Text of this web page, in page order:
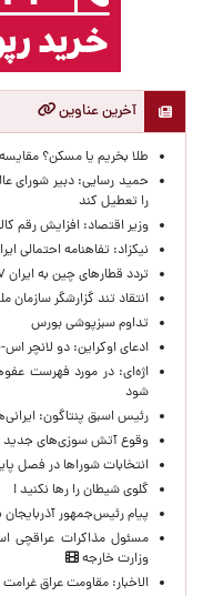
آخرین عناوین
طلا بخریم یا مسکن؟
حمید رسایی: دبیر شورای
را تعطیل کند
وزیر اقتصاد: افزایش رقم
نیکزاد: تفاهنامه
تردد قطارهای چین به ایران ۷ برابر شد
انتقاد تند گزارشگر
تداوم سبزپوشی بورس
ادعای اوکراین: دو لانچر اس-۴۰۰ را زدیم
اژه‌ای: در مورد فهرست
شود
رئیس اسبق پنتاگون:
وقوع آتش سوزی‌های جدید
انتخابات شوراها در فصل
گلوی شیطان را رها نکنید !
پیام رئیس‌جمهور آذربایجان
مسئول مذاکرات
وزارت خارجه
الاخبار: مقاومت عراق